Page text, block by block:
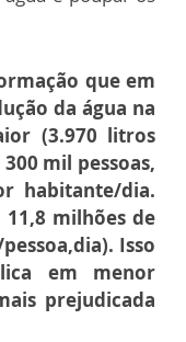
que em
da água na
(3.970 litros
mil pessoas,
habitante/dia.
milhões de
Isso
em menor
prejudicada